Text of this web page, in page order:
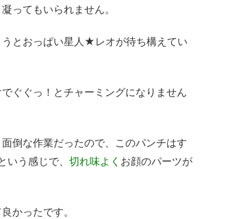
ってもいられません。
とおっぱい星人★レオが待ち構えてい
ぐぐっ！とチャーミングになりません
倒な作業だったので、このパンチはす
う感じで、 切れ味よく お顔のパーツが
かったです。